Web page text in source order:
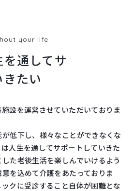
your life
通してサ
たい
設を運営させていただいておりま
低下し、様々なことができなくな
人生を通してサポートしていきた
た老後生活を楽しんでいけるよう
を込めて介護をあたっておりま
クに受診すること自体が困難とな